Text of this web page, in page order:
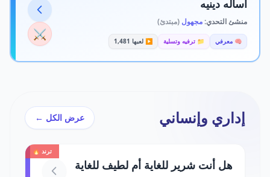
اسأله دينيه
منشئ التحدي:مجهول (مبتدئ)
🧠 معرفي 📁 ترفيه وتسلية ▶️ لعبها 1,481 ⚔️
إداري وإنساني عرض الكل ←
ترند 🔥
هل أنت شرير للغاية أم لطيف للغاية